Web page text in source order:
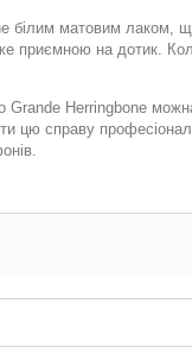
білим матовим лаком,
на дотик.
Grande Herringbone
цю справу